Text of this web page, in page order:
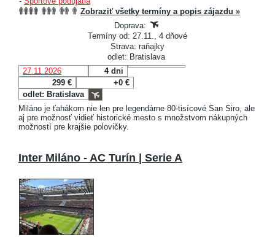
Zobraziť všetky termíny a popis zájazdu »
Doprava:
Termíny od: 27.11., 4 dňové
Strava: raňajky
odlet: Bratislava
27.11.2026
4 dni
299 €
+0 €
odlet: Bratislava
Miláno je ťahákom nie len pre legendárne 80-tisícové San Siro, ale
aj pre možnosť vidieť historické mesto s množstvom nákupných
možností pre krajšie polovičky.
Inter Miláno - AC Turín | Serie A